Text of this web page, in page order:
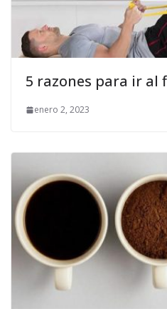
5 razones para ir al
enero 2, 2023